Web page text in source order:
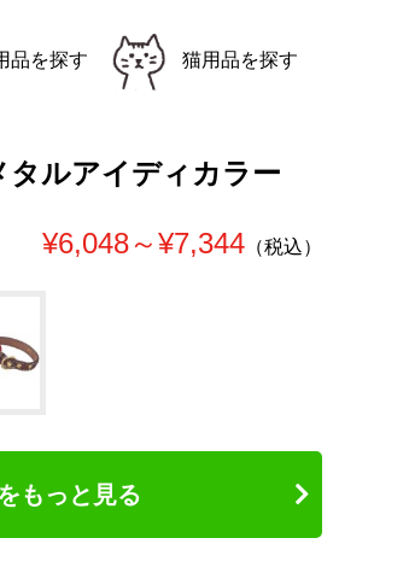
品を探す 猫用品を探す
タルアイディカラー
¥6,048～¥7,344 （税込）
もっと見る